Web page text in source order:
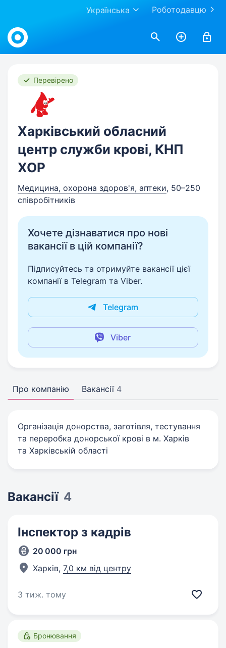
Роботодавцю
Українська
Work.ua
Перевірено
Харківський обласний
центр служби крові, КНП
ХОР
Медицина, охорона здоров'я, аптеки, 50–250
співробітників
Хочете дізнаватися про нові
вакансії в цій компанії?
Підписуйтесь та отримуйте вакансії цієї
компанії в Telegram та Viber.
Telegram
Viber
Про компанію Вакансії 4
Організація донорства, заготівля, тестування
та переробка донорської крові в м. Харків
та Харківській області
Вакансії 4
Інспектор з кадрів
20 000 грн
Харків, 7,0 км від центру
3 тиж. тому
Бронювання